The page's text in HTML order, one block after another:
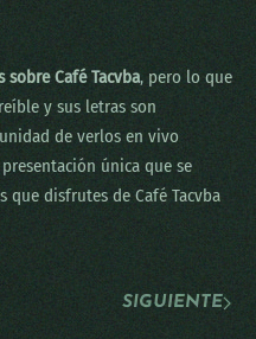
sobre Café Tacvba, pero lo que
y sus letras son
de verlos en vivo
única que se
que disfrutes de Café Tacvba
SIGUIENTE